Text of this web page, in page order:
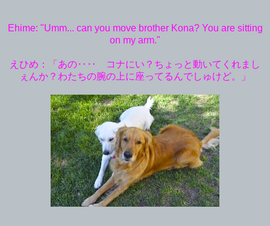
Ehime: "Umm... can you move brother Kona? You are sitting
on my arm."
えひめ：「あの‥‥ コナにい？ちょっと動いてくれまし
ぇんか？わたちの腕の上に座ってるんでしゅけど。」